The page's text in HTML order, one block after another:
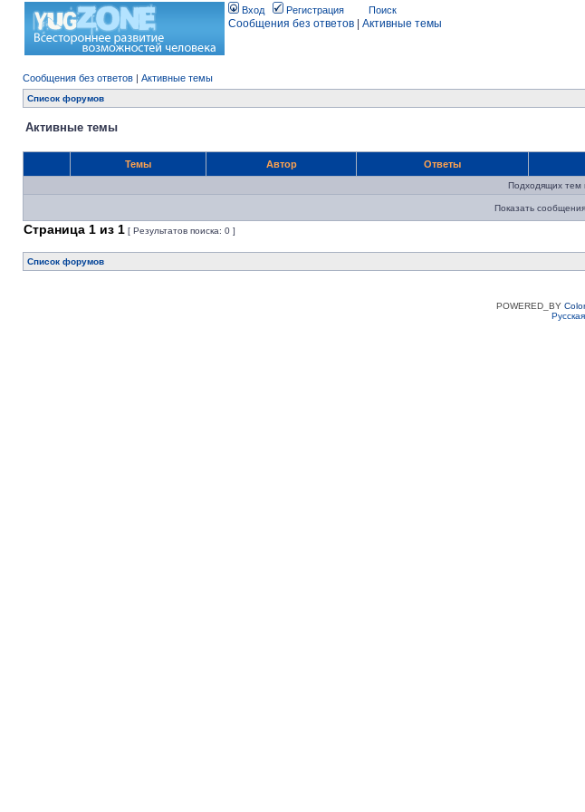
Вход Регистрация Поиск
Сообщения без ответов Активные темы
Сообщения без ответов | Активные темы
Список форумов
Активные темы
Темы Автор Ответы
Подходящих тем
Показать
Страница 1 из 1 [ Результатов поиска: 0 ]
Список форумов
POWERED_BY